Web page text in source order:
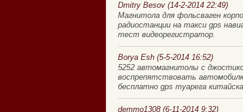
Dmitry Besov (14-2-2014 22:49)
Магнитола для фольсваген
радиостанции на такси gps
тест видеорегистратор.
Borya Esh (5-5-2014 16:52)
5252 автомагнитолы с
воспрепятствовать
бесплатно gps туарега
demmo1308 (6-11-2014 9:32)